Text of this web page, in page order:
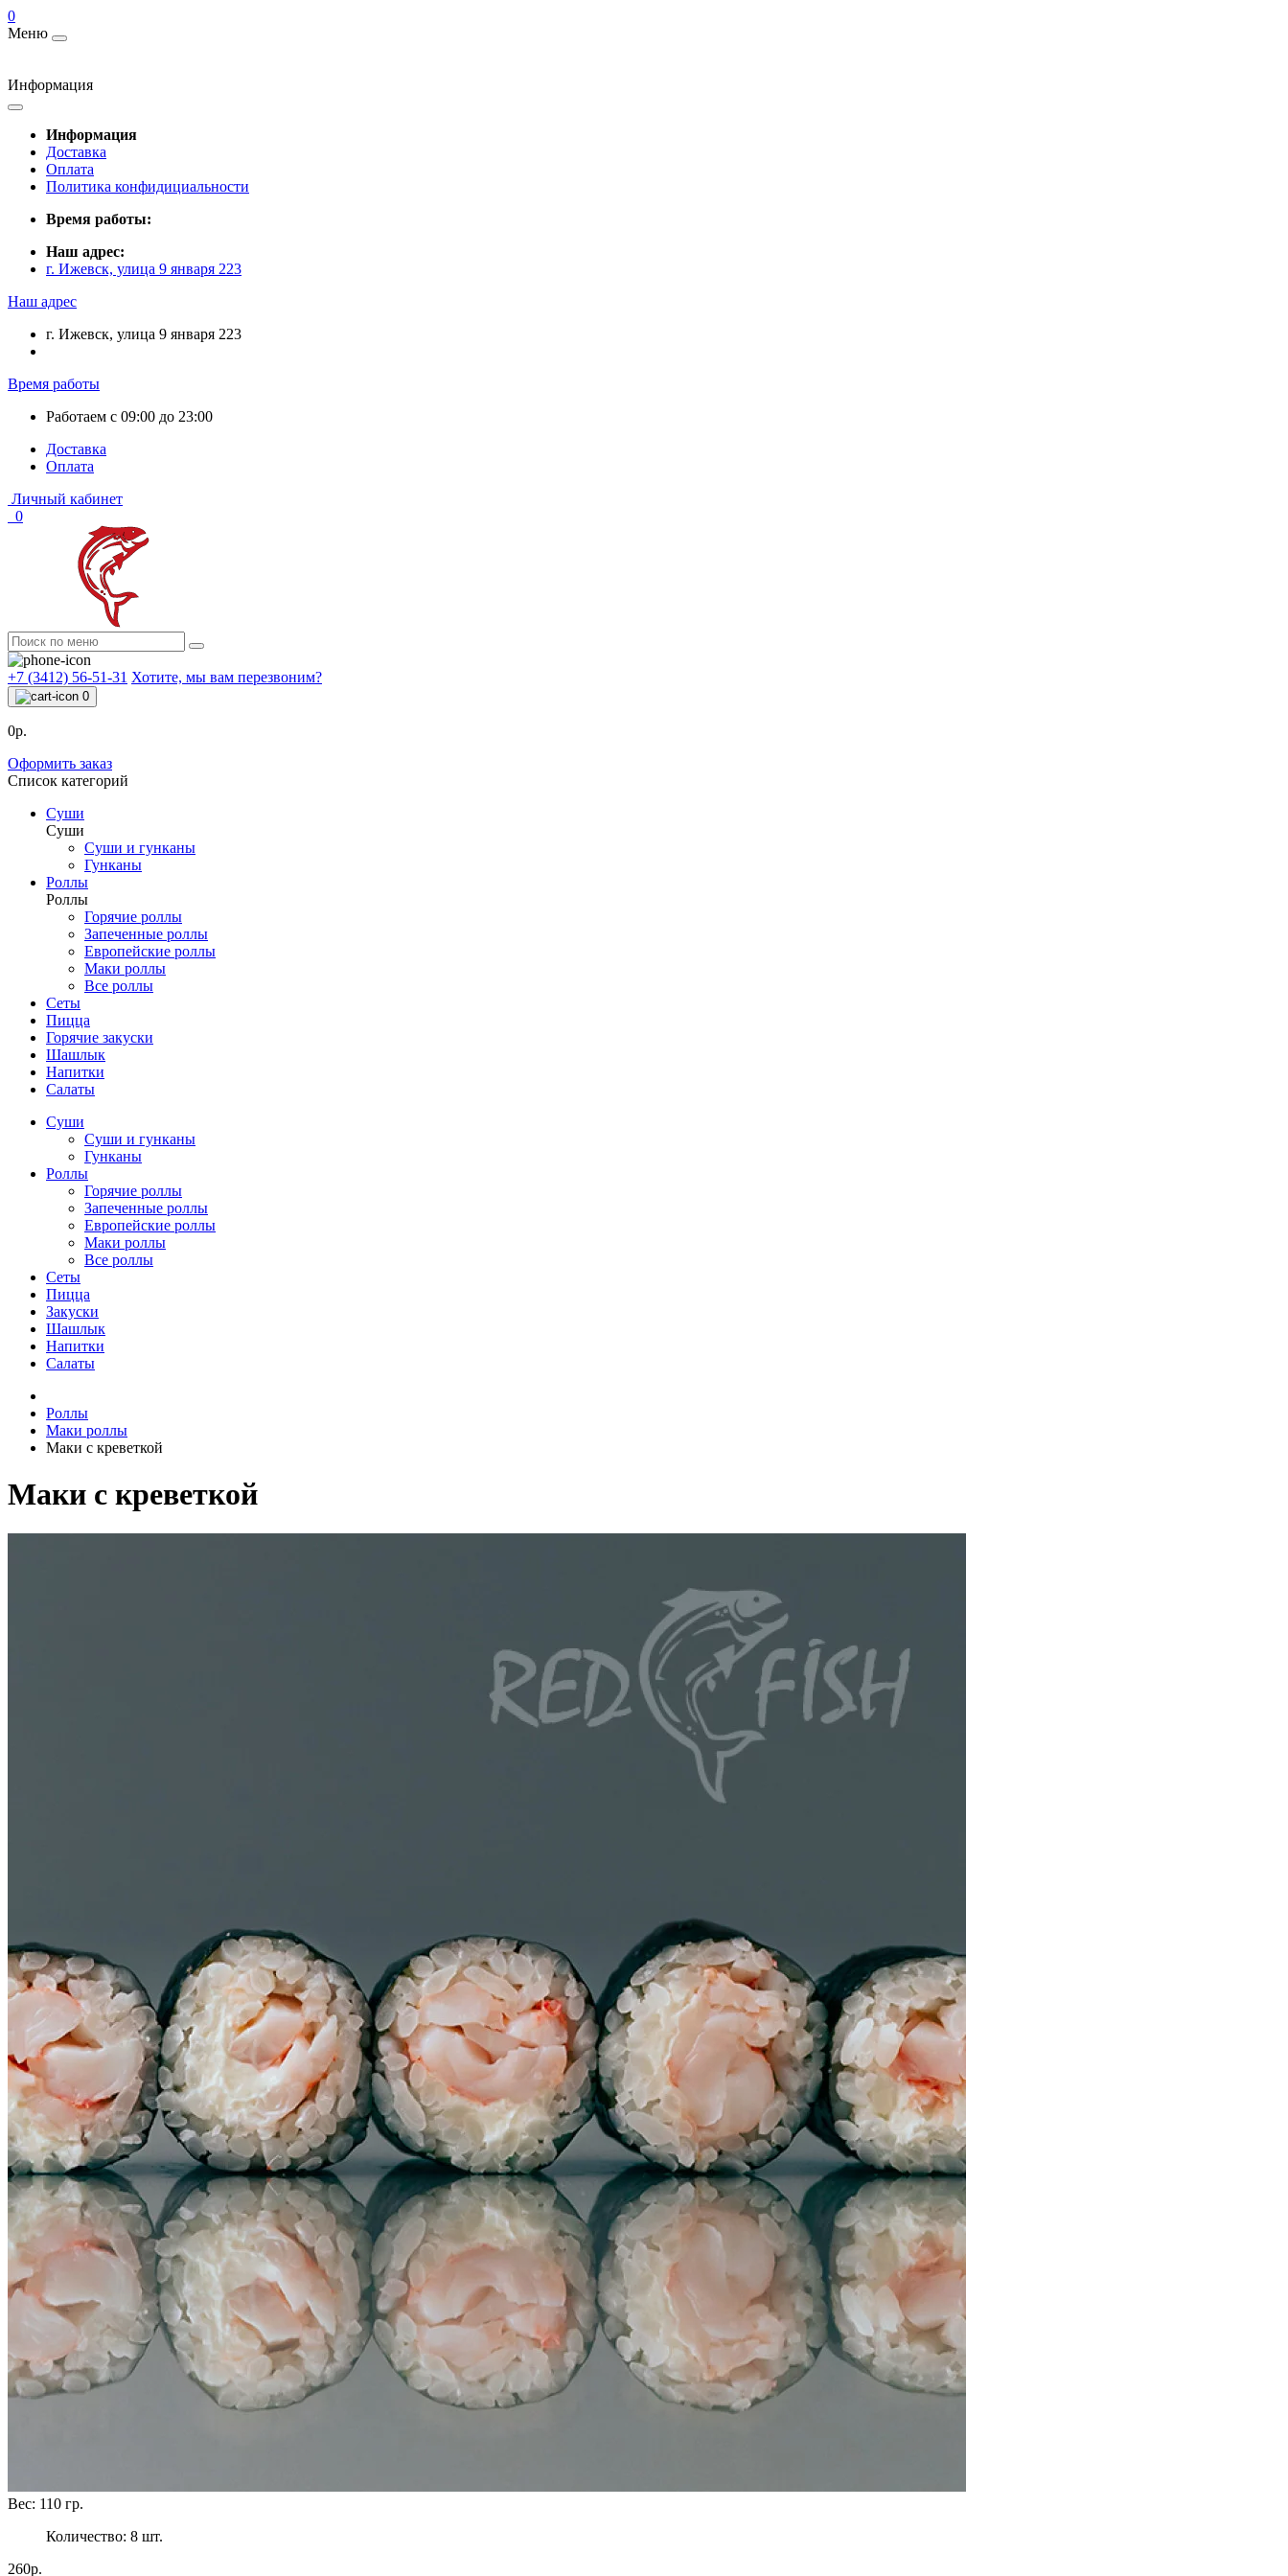
0
Меню
Информация
Информация
Доставка
Оплата
Политика конфидициальности
Время работы:
Наш адрес:
г. Ижевск, улица 9 января 223
Наш адрес
г. Ижевск, улица 9 января 223
Время работы
Работаем с 09:00 до 23:00
Доставка
Оплата
Личный кабинет
0
+7 (3412) 56-51-31 Хотите, мы вам перезвоним?
0
0р.
Оформить заказ
Список категорий
Суши
Суши
Суши и гунканы
Гунканы
Роллы
Роллы
Горячие роллы
Запеченные роллы
Европейские роллы
Маки роллы
Все роллы
Сеты
Пицца
Горячие закуски
Шашлык
Напитки
Салаты
Суши
Суши и гунканы
Гунканы
Роллы
Горячие роллы
Запеченные роллы
Европейские роллы
Маки роллы
Все роллы
Сеты
Пицца
Закуски
Шашлык
Напитки
Салаты
Роллы
Маки роллы
Маки с креветкой
Маки с креветкой
Вес: 110 гр.
Количество: 8 шт.
260р.